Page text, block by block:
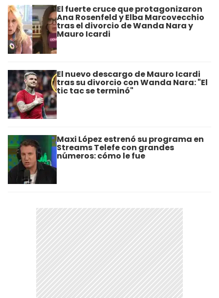
El fuerte cruce que protagonizaron
Ana Rosenfeld y Elba Marcovecchio
tras el divorcio de Wanda Nara y
Mauro Icardi
El nuevo descargo de Mauro Icardi
tras su divorcio con Wanda Nara: "El
tic tac se terminó"
Maxi López estrenó su programa en
Streams Telefe con grandes
números: cómo le fue